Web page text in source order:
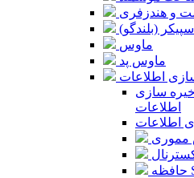
و هندزفری
اسپیکر (بلندگو)
ماوس
ماوس پد
اطلاعات
سازی
اطلاعات
اطلاعات
مموری